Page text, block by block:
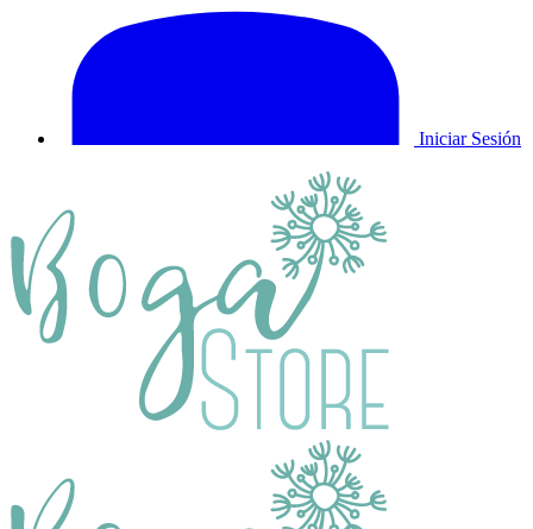
Iniciar Sesión